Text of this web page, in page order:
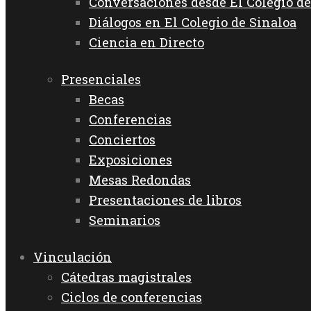
Diálogos en El Colegio de Sinaloa
Ciencia en Directo
Presenciales
Becas
Conferencias
Conciertos
Exposiciones
Mesas Redondas
Presentaciones de libros
Seminarios
Vinculación
Cátedras magistrales
Ciclos de conferencias